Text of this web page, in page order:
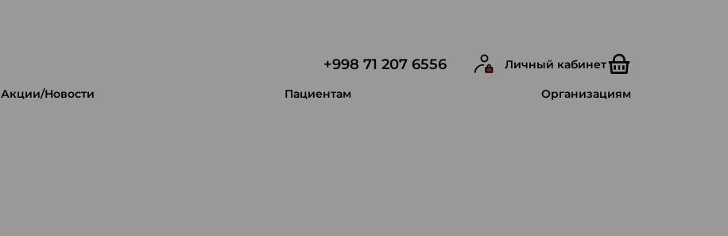
+998 71 207 6556 Личный кабинет
Акции/Новости Пациентам Организациям